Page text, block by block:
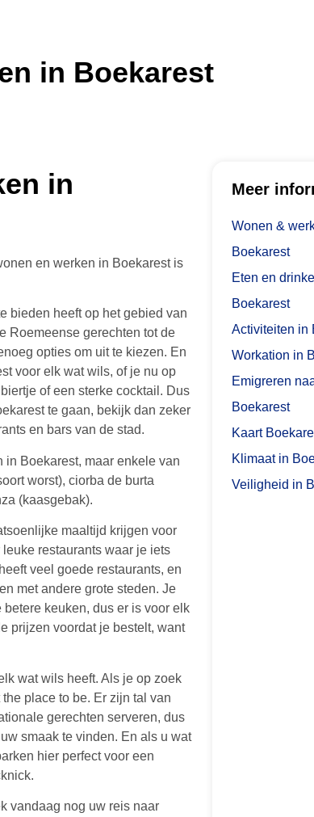
in Boekarest
in
en werken in Boekarest is
bieden heeft op het gebied van
Roemeense gerechten tot de
opties om uit te kiezen. En
voor elk wat wils, of je nu op
of een sterke cocktail. Dus
te gaan, bekijk dan zeker
en bars van de stad.
Boekarest, maar enkele van
worst), ciorba de burta
(kaasgebak).
maaltijd krijgen voor
restaurants waar je iets
veel goede restaurants, en
met andere grote steden. Je
keuken, dus er is voor elk
prijzen voordat je bestelt, want
wat wils heeft. Als je op zoek
place to be. Er zijn tal van
gerechten serveren, dus
smaak te vinden. En als u wat
hier perfect voor een
vandaag nog uw reis naar
Meer
Wonen &
Boekarest
Eten en
Boekarest
Activiteiten in
Workation in
Emigreren
Boekarest
Kaart
Klimaat in
Veiligheid in